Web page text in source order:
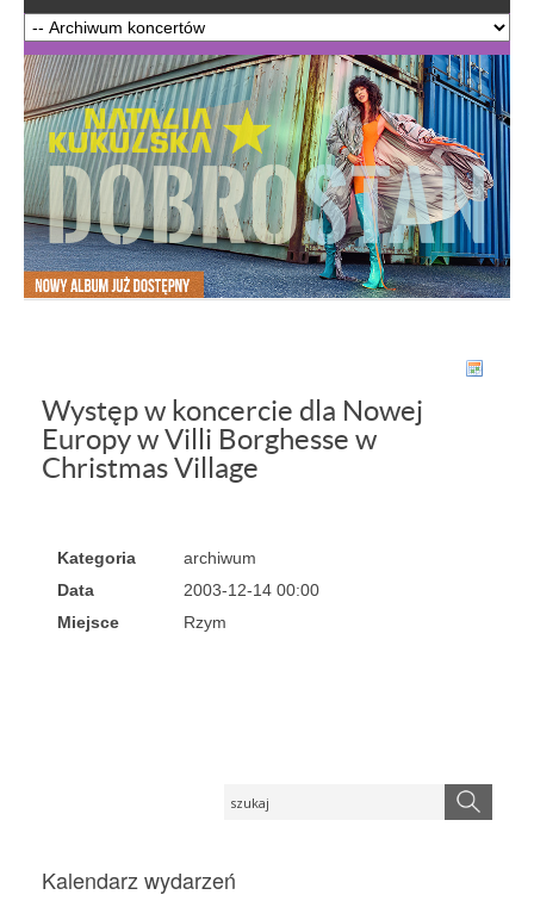
Występ w koncercie dla Nowej
Europy w Villi Borghesse w
Christmas Village
Kategoria
archiwum
Data
2003-12-14 00:00
Miejsce
Rzym
Kalendarz wydarzeń